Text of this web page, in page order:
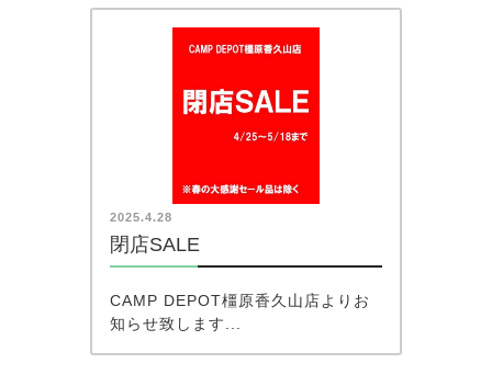
2025.4.28
閉店SALE
CAMP DEPOT橿原香久山店よりお
知らせ致します...